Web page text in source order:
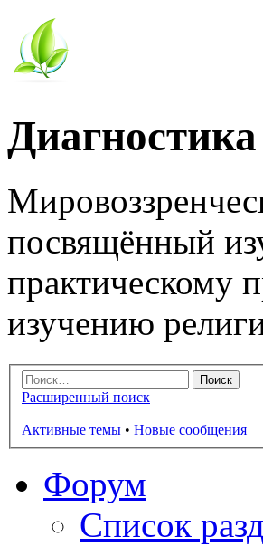
посвящённый
практическому
изучению
Расширенный поиск
Активные темы • Новые сообщения
Форум
Список